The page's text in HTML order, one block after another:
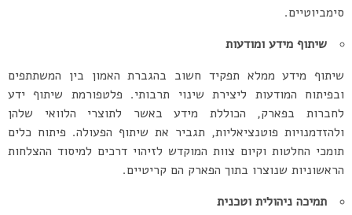
סימביוטיים.
שיתוף מידע ומודעות
שיתוף מידע ממלא תפקיד חשוב בהגברת האמון בין המשתתפים
ובפיתוח המודעות ליצירת שינוי תרבותי. פלטפורמת שיתוף ידע
לחברות בפארק, הכוללת מידע באשר לתוצרי הלוואי שלהן
ולהזדמנויות פוטנציאליות, תגביר את שיתוף הפעולה. פיתוח כלים
תומכי החלטות וקיום צוות המוקדש לזיהוי דרכים למיסוד ההצלחות
הראשוניות שנוצרו בתוך הפארק הם קריטיים.
תמיכה ניהולית וטכנית